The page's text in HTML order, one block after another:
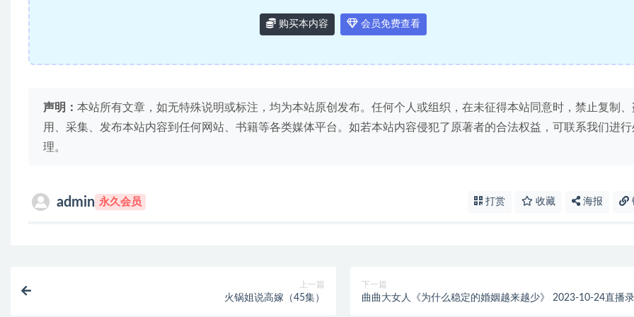
购买本内容 会员免费查看
声明： 本站所有文章，如无特殊说明或标注，均为本站原创发布。任何个人或组织，在未征得本站同意时，禁止复制、
用、采集、发布本站内容到任何网站、书籍等各类媒体平台。如若本站内容侵犯了原著者的合法权益，可联系我们进行
理。
admin 永久会员 打赏 收藏 海报
上一篇
火锅姐说高嫁（45集）
下一篇
曲曲大女人《为什么稳定的婚姻越来越少》 2023-10-24直播录